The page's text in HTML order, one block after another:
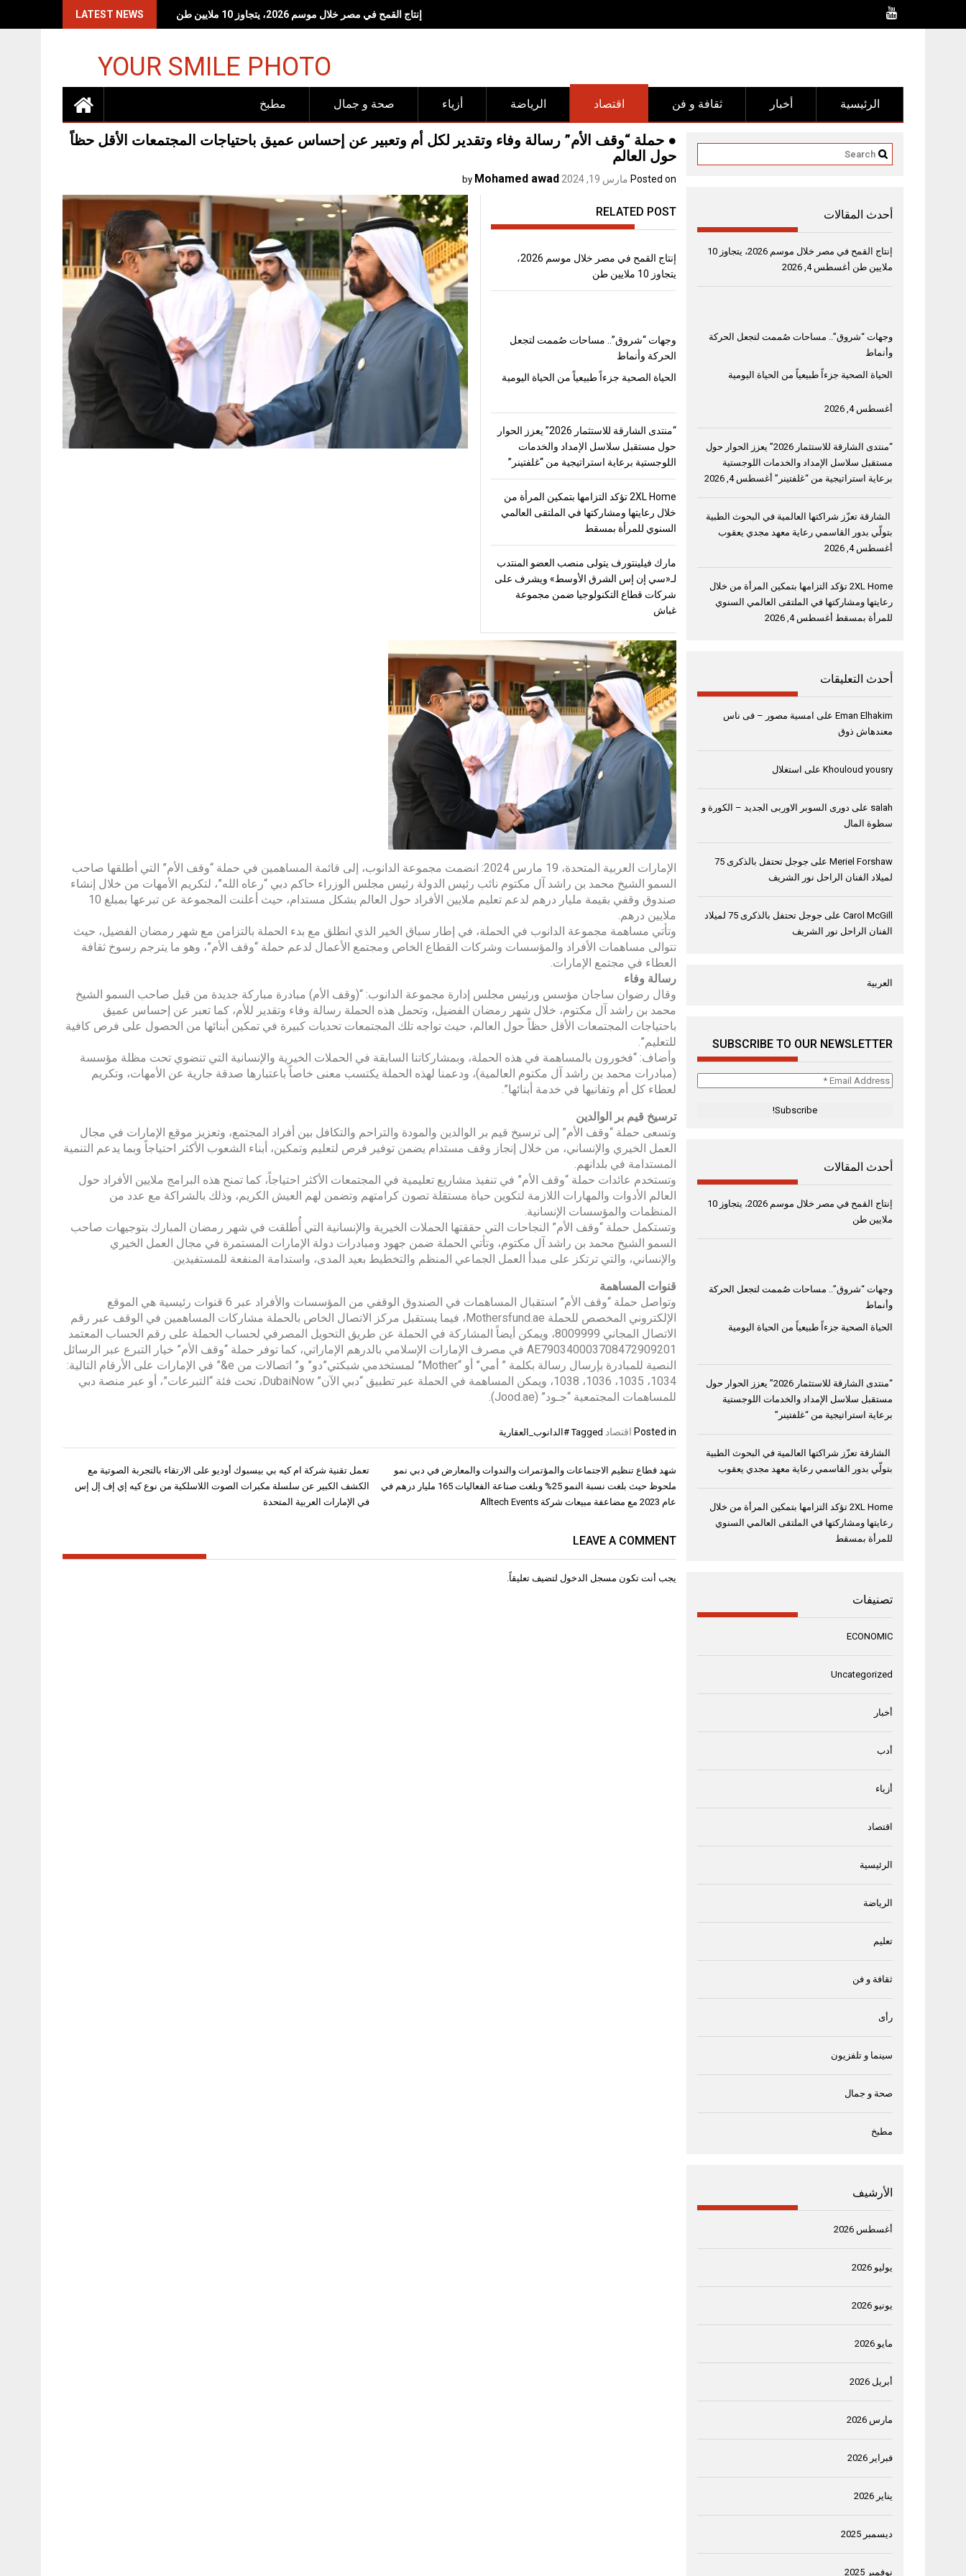
LATEST NEWS <br><br>وجهات "شروق".. مساحات صُممت لتجعل الحركة وأنماط<br>الحياة الصحية جزءاً طبيعياً من الحياة اليومية<span lang="EN" dir="LTR" style="font-size:17.0pt;line-height:150%"></span><br><br>
YOUR SMILE PHOTO
مطبخ صحة و جمال أزياء الرياضة اقتصاد ثقافة و فن أخبار الرئيسية
● حملة “وقف الأم” رسالة وفاء وتقدير لكل أم وتعبير عن إحساس عميق باحتياجات المجتمعات الأقل حظاً
حول العالم
Posted on مارس 19, 2024 by
Mohamed awad
RELATED POST
إنتاج القمح في مصر خلال موسم 2026،
يتجاوز 10 ملايين طن
وجهات “شروق”.. مساحات صُممت لتجعل
الحركة وأنماط
الحياة الصحية جزءاً طبيعياً من الحياة اليومية
“منتدى الشارقة للاستثمار 2026” يعزز الحوار
حول مستقبل سلاسل الإمداد والخدمات
اللوجستية برعاية استراتيجية من “غلفتينر”
2XL Home تؤكد التزامها بتمكين المرأة من
خلال رعايتها ومشاركتها في الملتقى العالمي
السنوي للمرأة بمسقط
مارك فيلينتورف يتولى منصب العضو المنتدب
لـ«سي إن إس الشرق الأوسط» ويشرف على
شركات قطاع التكنولوجيا ضمن مجموعة
غباش
الإمارات العربية المتحدة، 19 مارس 2024: انضمت مجموعة الدانوب، إلى قائمة المساهمين في حملة “وقف الأم” التي أطلقها صاحب
السمو الشيخ محمد بن راشد آل مكتوم نائب رئيس الدولة رئيس مجلس الوزراء حاكم دبي “رعاه الله”، لتكريم الأمهات من خلال إنشاء
صندوق وقفي بقيمة مليار درهم لدعم تعليم ملايين الأفراد حول العالم بشكل مستدام، حيث أعلنت المجموعة عن تبرعها بمبلغ 10
ملايين درهم.
وتأتي مساهمة مجموعة الدانوب في الحملة، في إطار سباق الخير الذي انطلق مع بدء الحملة بالتزامن مع شهر رمضان الفضيل، حيث
تتوالى مساهمات الأفراد والمؤسسات وشركات القطاع الخاص ومجتمع الأعمال لدعم حملة “وقف الأم”، وهو ما يترجم رسوخ ثقافة
العطاء في مجتمع الإمارات.
رسالة وفاء
وقال رضوان ساجان مؤسس ورئيس مجلس إدارة مجموعة الدانوب: “(وقف الأم) مبادرة مباركة جديدة من قبل صاحب السمو الشيخ
محمد بن راشد آل مكتوم، خلال شهر رمضان الفضيل، وتحمل هذه الحملة رسالة وفاء وتقدير للأم، كما تعبر عن إحساس عميق
باحتياجات المجتمعات الأقل حظاً حول العالم، حيث تواجه تلك المجتمعات تحديات كبيرة في تمكين أبنائها من الحصول على فرص كافية
للتعليم”.
وأضاف: “فخورون بالمساهمة في هذه الحملة، وبمشاركاتنا السابقة في الحملات الخيرية والإنسانية التي تنضوي تحت مظلة مؤسسة
(مبادرات محمد بن راشد آل مكتوم العالمية)، ودعمنا لهذه الحملة يكتسب معنى خاصاً باعتبارها صدقة جارية عن الأمهات، وتكريم
لعطاء كل أم وتفانيها في خدمة أبنائها”.
ترسيخ قيم بر الوالدين
وتسعى حملة “وقف الأم” إلى ترسيخ قيم بر الوالدين والمودة والتراحم والتكافل بين أفراد المجتمع، وتعزيز موقع الإمارات في مجال
العمل الخيري والإنساني، من خلال إنجاز وقف مستدام يضمن توفير فرص لتعليم وتمكين، أبناء الشعوب الأكثر احتياجاً وبما يدعم التنمية
المستدامة في بلدانهم.
وتستخدم عائدات حملة “وقف الأم” في تنفيذ مشاريع تعليمية في المجتمعات الأكثر احتياجاً، كما تمنح هذه البرامج ملايين الأفراد حول
العالم الأدوات والمهارات اللازمة لتكوين حياة مستقلة تصون كرامتهم وتضمن لهم العيش الكريم، وذلك بالشراكة مع عدد من
المنظمات والمؤسسات الإنسانية.
وتستكمل حملة “وقف الأم” النجاحات التي حققتها الحملات الخيرية والإنسانية التي أُطلقت في شهر رمضان المبارك بتوجيهات صاحب
السمو الشيخ محمد بن راشد آل مكتوم، وتأتي الحملة ضمن جهود ومبادرات دولة الإمارات المستمرة في مجال العمل الخيري
والإنساني، والتي ترتكز على مبدأ العمل الجماعي المنظم والتخطيط بعيد المدى، واستدامة المنفعة للمستفيدين.
قنوات المساهمة
وتواصل حملة “وقف الأم” استقبال المساهمات في الصندوق الوقفي من المؤسسات والأفراد عبر 6 قنوات رئيسية هي الموقع
الإلكتروني المخصص للحملة Mothersfund.ae، فيما يستقبل مركز الاتصال الخاص بالحملة مشاركات المساهمين في الوقف عبر رقم
الاتصال المجاني 8009999، ويمكن أيضاً المشاركة في الحملة عن طريق التحويل المصرفي لحساب الحملة على رقم الحساب المعتمد
AE790340003708472909201 في مصرف الإمارات الإسلامي بالدرهم الإماراتي، كما توفر حملة “وقف الأم” خيار التبرع عبر الرسائل
النصية للمبادرة بإرسال رسالة بكلمة ” أمي” أو “Mother” لمستخدمي شبكتي”دو” و” اتصالات من e&” في الإمارات على الأرقام التالية:
1034، 1035، 1036، 1038، ويمكن المساهمة في الحملة عبر تطبيق “دبي الآن” DubaiNow، تحت فئة “التبرعات”، أو عبر منصة دبي
للمساهمات المجتمعية “جـود” (Jood.ae).
Posted in اقتصاد Tagged #الدانوب_العقارية
تصفّح
المقالات
تعمل تقنية شركة ام كيه بي بيسبوك أوديو على الارتقاء بالتجربة الصوتية مع
الكشف الكبير عن سلسلة مكبرات الصوت اللاسلكية من نوع كيه إي إف إل إس
في الإمارات العربية المتحدة
شهد قطاع تنظيم الاجتماعات والمؤتمرات والندوات والمعارض في دبي نمو
ملحوظ حيث بلغت نسبة النمو 25% وبلغت صناعة الفعاليات 165 مليار درهم في
عام 2023 مع مضاعفة مبيعات شركة Alltech Events
LEAVE A COMMENT
يجب أنت تكون مسجل الدخول لتضيف تعليقاً.
أحدث المقالات
إنتاج القمح في مصر خلال موسم 2026، يتجاوز 10
ملايين طن أغسطس 4, 2026
وجهات “شروق”.. مساحات صُممت لتجعل الحركة
وأنماط
الحياة الصحية جزءاً طبيعياً من الحياة اليومية
أغسطس 4, 2026
“منتدى الشارقة للاستثمار 2026” يعزز الحوار حول
مستقبل سلاسل الإمداد والخدمات اللوجستية
برعاية استراتيجية من “غلفتينر” أغسطس 4, 2026
الشارقة تعزّز شراكتها العالمية في البحوث الطبية
بتولّي بدور القاسمي رعاية معهد مجدي يعقوب
أغسطس 4, 2026
2XL Home تؤكد التزامها بتمكين المرأة من خلال
رعايتها ومشاركتها في الملتقى العالمي السنوي
للمرأة بمسقط أغسطس 4, 2026
أحدث التعليقات
Eman Elhakim على امسية مصور – فى ناس
معندهاش ذوق
Khouloud yousry على استغلال
salah على دورى السوبر الاوربى الجديد – الكورة و
سطوة المال
Meriel Forshaw على
جوجل تحتفل بالذكرى 75
لميلاد الفنان الراحل نور الشريف
Carol McGill على
جوجل تحتفل بالذكرى 75 لميلاد
الفنان الراحل نور الشريف
العربية
SUBSCRIBE TO OUR NEWSLETTER
Email
أحدث المقالات
إنتاج القمح في مصر خلال موسم 2026، يتجاوز 10
ملايين طن
وجهات “شروق”.. مساحات صُممت لتجعل الحركة
وأنماط
الحياة الصحية جزءاً طبيعياً من الحياة اليومية
“منتدى الشارقة للاستثمار 2026” يعزز الحوار حول
مستقبل سلاسل الإمداد والخدمات اللوجستية
برعاية استراتيجية من “غلفتينر”
الشارقة تعزّز شراكتها العالمية في البحوث الطبية
بتولّي بدور القاسمي رعاية معهد مجدي يعقوب
2XL Home تؤكد التزامها بتمكين المرأة من خلال
رعايتها ومشاركتها في الملتقى العالمي السنوي
للمرأة بمسقط
تصنيفات
ECONOMIC
Uncategorized
أخبار
أدب
أزياء
اقتصاد
الرئيسية
الرياضة
تعليم
ثقافة و فن
رأى
سينما و تلفزيون
صحة و جمال
مطبخ
الأرشيف
أغسطس 2026
يوليو 2026
يونيو 2026
مايو 2026
أبريل 2026
مارس 2026
فبراير 2026
يناير 2026
ديسمبر 2025
نوفمبر 2025